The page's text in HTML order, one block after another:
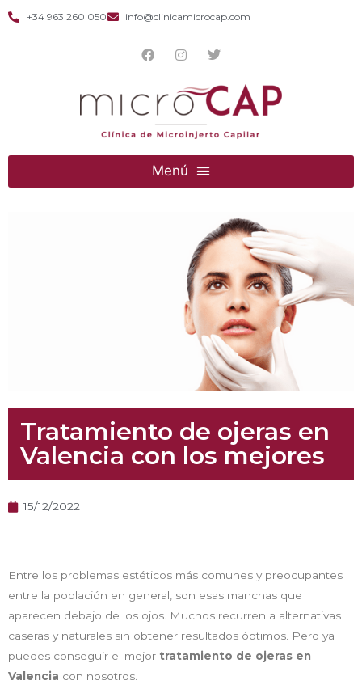
+34 963 260 050 info@clinicamicrocap.com
Tratamiento de ojeras en
Valencia con los mejores
15/12/2022
Entre los problemas estéticos más comunes y preocupantes
entre la población en general, son esas manchas que
aparecen debajo de los ojos. Muchos recurren a alternativas
caseras y naturales sin obtener resultados óptimos. Pero ya
puedes conseguir el mejor tratamiento de ojeras en
Valencia con nosotros.